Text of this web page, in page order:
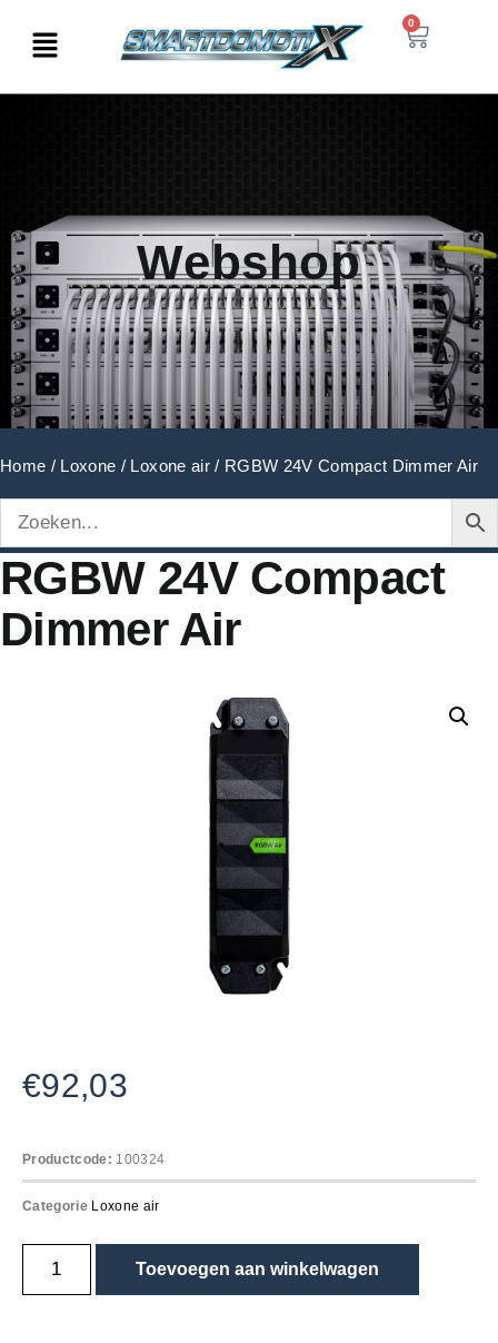
0
Webshop
Home / Loxone / Loxone air/ RGBW 24V Compact Dimmer Air
RGBW 24V Compact
Dimmer Air
€92,03
Productcode: 100324
Categorie Loxone air
Toevoegen aan winkelwagen